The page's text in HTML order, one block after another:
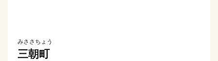
みささちょう
三朝町